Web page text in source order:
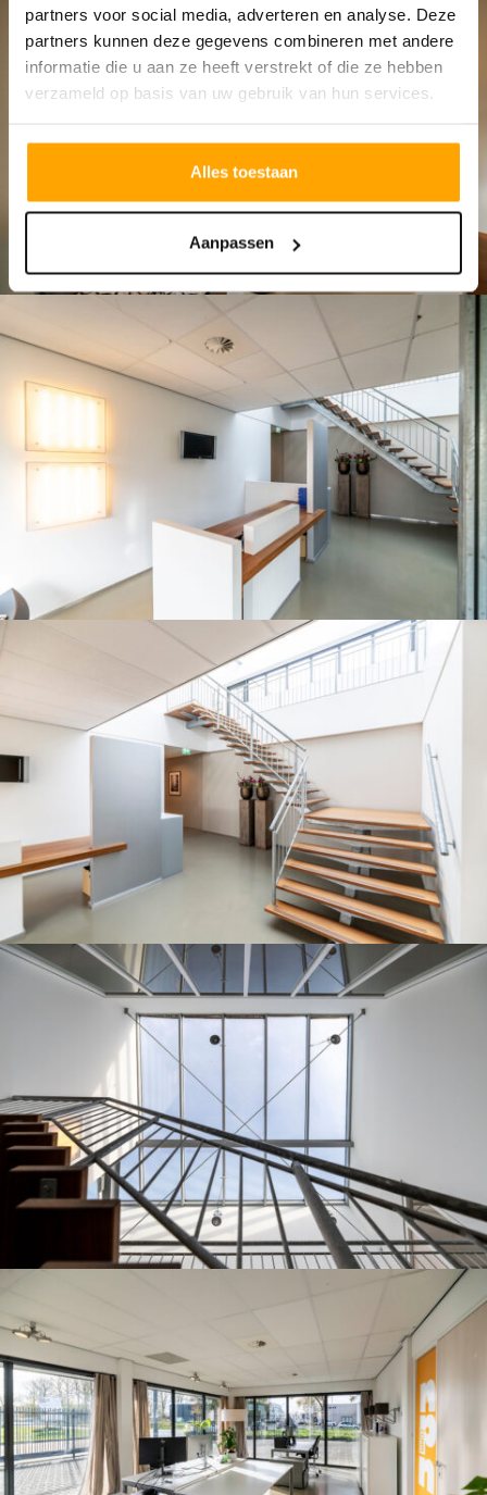
partners voor social media, adverteren en analyse. Deze
partners kunnen deze gegevens combineren met andere
informatie die u aan ze heeft verstrekt of die ze hebben
verzameld op basis van uw gebruik van hun services.
Alles toestaan
Aanpassen